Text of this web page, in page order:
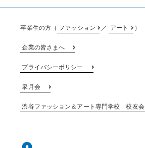
卒業生の方（ ファッション ／ アート ）
企業の皆さまへ
プライバシーポリシー
皐月会
渋谷ファッション＆アート専門学校 校友会